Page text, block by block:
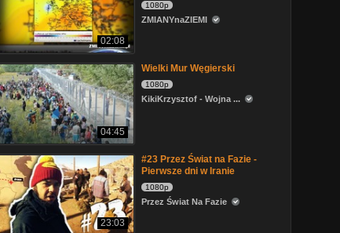
02:08
1080p
ZMIANYnaZIEMI
04:45
Wielki Mur Węgierski
1080p
KikiKrzysztof - Wojna ...
23:03
#23 Przez Świat na Fazie -
Pierwsze dni w Iranie
1080p
Przez Świat Na Fazie